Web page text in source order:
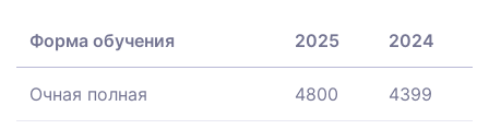
Форма обучения 2025 2024
Очная полная 4800 4399